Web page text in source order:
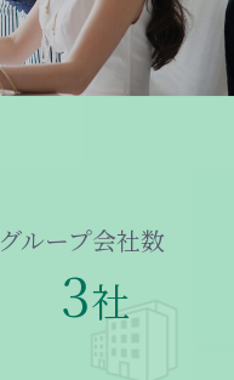
グループ会社数
3社